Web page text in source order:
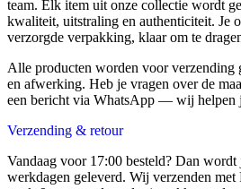
team. Elk item uit onze collectie wordt
kwaliteit, uitstraling en authenticiteit. Je
verzorgde verpakking, klaar om te
Alle producten worden voor verzending
en afwerking. Heb je vragen over de
een bericht via WhatsApp — wij helpen
Verzending & retour
Vandaag voor 17:00 besteld? Dan
werkdagen geleverd. Wij verzenden met